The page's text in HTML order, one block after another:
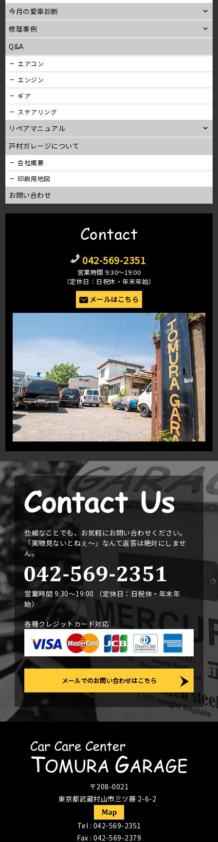
今月の愛車診断
修理事例
Q&A
エアコン
エンジン
ギア
ステアリング
リペアマニュアル
戸村ガレージについて
会社概要
印刷用地図
お問い合わせ
Contact
042-569-2351
営業時間 9:30〜19:00
（定休日：日祝休・年末年始）
メールはこちら
些細なことでも、お気軽にお問い合わせください。
「実物見ないとねぇ〜」なんて返答は絶対にしませ
ん。
営業時間 9:30〜19:00 （定休日：日祝休・年末年
始）
各種クレジットカード対応
メールでのお問い合わせはこちら
〒208-0021
東京都武蔵村山市三ツ藤 2-6-2
Tel : 042-569-2351
Fax : 042-569-2379